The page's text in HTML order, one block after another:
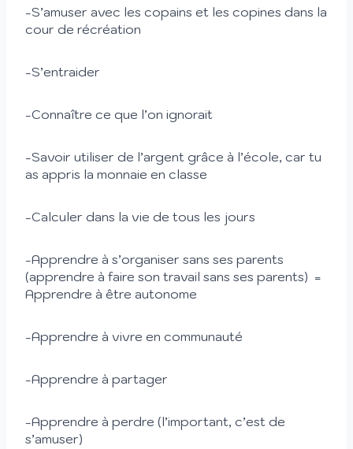
-S’amuser avec les copains et les copines dans la
cour de récréation
-S’entraider
-Connaître ce que l’on ignorait
-Savoir utiliser de l’argent grâce à l’école, car tu
as appris la monnaie en classe
-Calculer dans la vie de tous les jours
-Apprendre à s’organiser sans ses parents
(apprendre à faire son travail sans ses parents) =
Apprendre à être autonome
-Apprendre à vivre en communauté
-Apprendre à partager
-Apprendre à perdre (l’important, c’est de
s’amuser)